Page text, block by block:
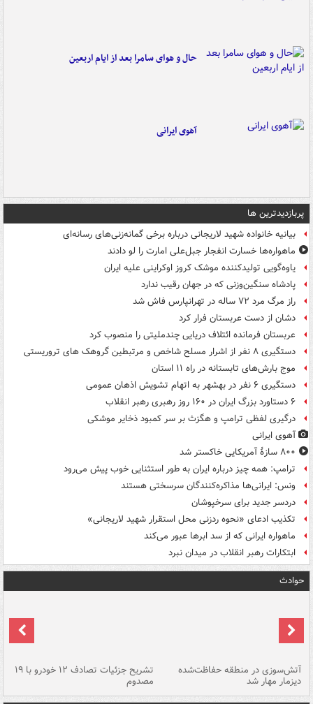
حال و هوای سامرا بعد از ایام اربعین
آهوی ایرانی
پربازدیدترین ها
بیانیه خانواده شهید لاریجانی درباره برخی گمانه‌زنی‌های رسانه‌ای
ماهواره‌ها خسارت انفجار جبل‌علی امارت را لو دادند
یاوه‌گویی تولیدکننده موشک کروز اوکراینی علیه ایران
پادشاه سنگین‌وزنی که در جهان رقیب ندارد
راز مرگ مرد ۷۲ ساله در تهرانپارس فاش شد
دشان از دست عربستان فرار کرد
عربستان فرمانده ائتلاف دریایی چندملیتی را منصوب کرد
دستگیری ۸ نفر از اشرار مسلح شاخص و مرتبطین گروهک های تروریستی
موج بارش‌های تابستانه در راه ۱۱ استان
دستگیری ۶ نفر در بهشهر به اتهام تشویش اذهان عمومی
۶ دستاورد بزرگ ایران در ۱۶۰ روز رهبری رهبر انقلاب
درگیری لفظی ترامپ و هگزث بر سر کمبود ذخایر موشکی
آهوی ایرانی
۸۰۰ سازۀ آمریکایی خاکستر شد
ترامپ: همه چیز درباره ایران به طور استثنایی خوب پیش می‌رود
ونس: ایرانی‌ها مذاکره‌کنندگان سرسختی هستند
دردسر جدید برای سرخپوشان
تکذیب ادعای «نحوه ردزنی محل استقرار شهید لاریجانی»
ماهواره ایرانی که از سد ابرها عبور می‌کند
ابتکارات رهبر انقلاب در میدان نبرد
حوادث
آتش‌سوزی در منطقه حفاظت‌شده
دیزمار مهار شد
تشریح جزئیات تصادف ۱۲ خودرو با ۱۹
مصدوم